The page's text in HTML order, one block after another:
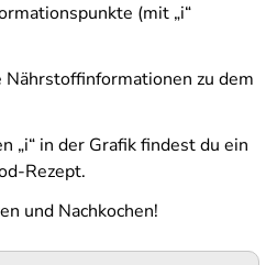
(mit „i“
Nährstoffinformationen zu dem
„i“ in der Grafik findest du ein
Rezept.
und Nachkochen!